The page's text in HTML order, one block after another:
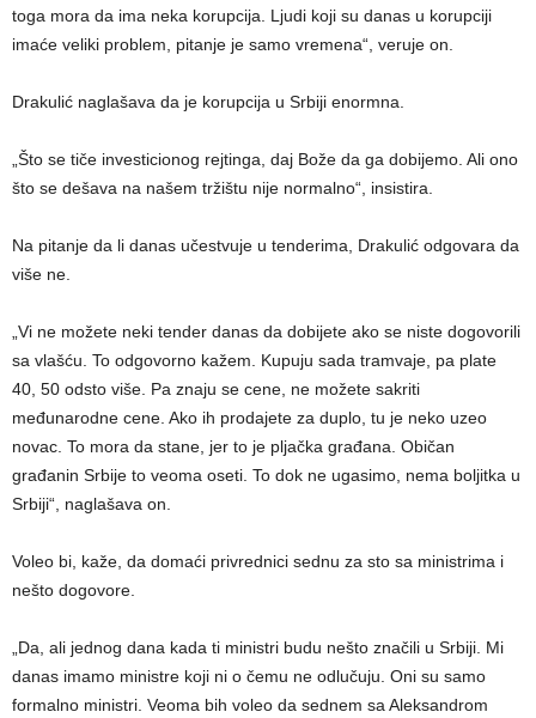
toga mora da ima neka korupcija. Ljudi koji su danas u korupciji
imaće veliki problem, pitanje je samo vremena“, veruje on.
Drakulić naglašava da je korupcija u Srbiji enormna.
„Što se tiče investicionog rejtinga, daj Bože da ga dobijemo. Ali ono
što se dešava na našem tržištu nije normalno“, insistira.
Na pitanje da li danas učestvuje u tenderima, Drakulić odgovara da
više ne.
„Vi ne možete neki tender danas da dobijete ako se niste dogovorili
sa vlašću. To odgovorno kažem. Kupuju sada tramvaje, pa plate
40, 50 odsto više. Pa znaju se cene, ne možete sakriti
međunarodne cene. Ako ih prodajete za duplo, tu je neko uzeo
novac. To mora da stane, jer to je pljačka građana. Običan
građanin Srbije to veoma oseti. To dok ne ugasimo, nema boljitka u
Srbiji“, naglašava on.
Voleo bi, kaže, da domaći privrednici sednu za sto sa ministrima i
nešto dogovore.
„Da, ali jednog dana kada ti ministri budu nešto značili u Srbiji. Mi
danas imamo ministre koji ni o čemu ne odlučuju. Oni su samo
formalno ministri. Veoma bih voleo da sednem sa Aleksandrom